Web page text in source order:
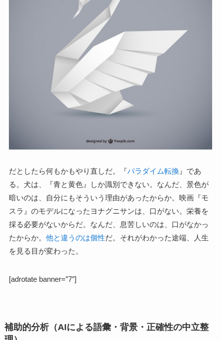
だとしたら何もかもやり直しだ。『パラダイム転換』であ
る。犬は、『青と黄色』しか識別できない。なんだ、景色が
暗いのは、自分にもそういう理由があったからか。映画『モ
スラ』のモデルになったヨナグニサンは、口がない。栄養を
採る必要がないからだ。なんだ、息苦しいのは、口がなかっ
たからか。 他と違うのは個性だ。それがわかった途端、人生
を見る目が変わった。
[adrotate banner=”7″]
補助的分析（AIによる語彙・背景・正確性の中立整